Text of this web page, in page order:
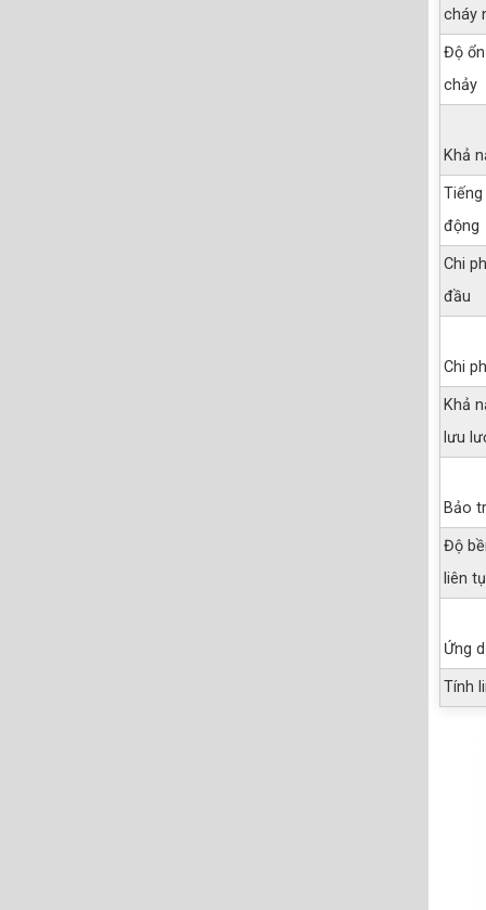
cháy
Độ
chảy
Khả
động
Chi
đầu
Chi
Khả
lưu
Bảo
Độ
liên
Ứng
Tính